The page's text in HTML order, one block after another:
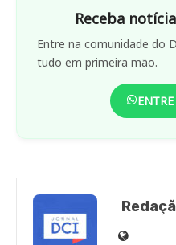
Receba
Entre na comunidade do
tudo em primeira mão.
Site